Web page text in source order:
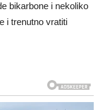
bikarbone i nekoliko
i trenutno vratiti